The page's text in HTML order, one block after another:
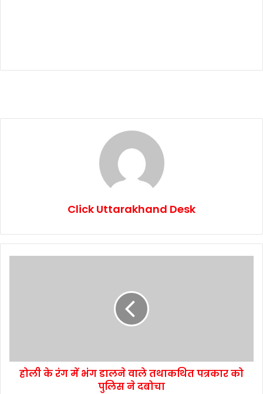
Click Uttarakhand Desk
होली के रंग में भंग डालने वाले तथाकथित पत्रकार को
पुलिस ने दबोचा